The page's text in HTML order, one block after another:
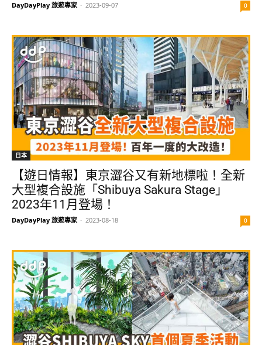
DayDayPlay 旅遊專家 - 2023-09-07 0
日本
【遊日情報】東京澀谷又有新地標啦！全新
大型複合設施「Shibuya Sakura Stage」
2023年11月登場！
DayDayPlay 旅遊專家 - 2023-08-18 0